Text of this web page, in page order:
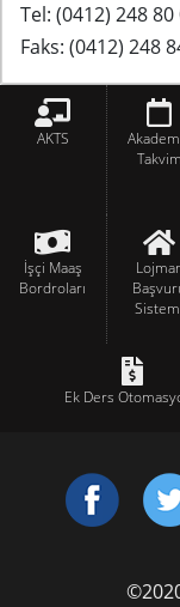
Tel: (0412) 248
Faks: (0412) 248
AKTS
Takvim
İşçi Maaş
Bordroları
Ek Ders